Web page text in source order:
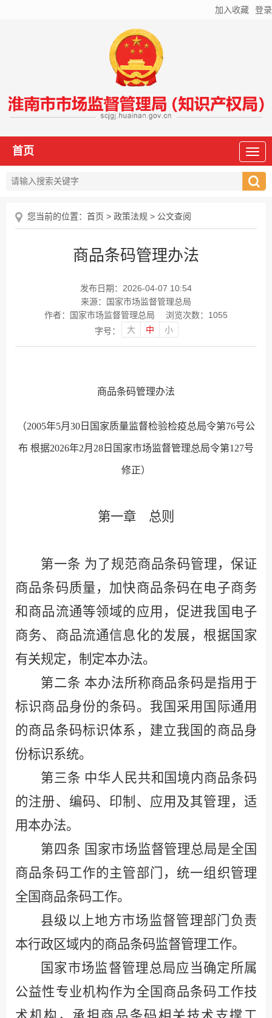
加入收藏 登录
首页
您当前的位置： 首页 > 政策法规 > 公文查阅
商品条码管理办法
发布日期：2026-04-07 10:54
来源：国家市场监督管理总局
作者：国家市场监督管理总局
浏览次数： 1055
字号：
大 中 小
商品条码管理办法
（2005年5月30日国家质量监督检验检疫总局令第76号公
布 根据2026年2月28日国家市场监督管理总局令第127号
修正）
第一章 总则
第一条 为了规范商品条码管理，保证
商品条码质量，加快商品条码在电子商务
和商品流通等领域的应用，促进我国电子
商务、商品流通信息化的发展，根据国家
有关规定，制定本办法。
第二条 本办法所称商品条码是指用于
标识商品身份的条码。我国采用国际通用
的商品条码标识体系，建立我国的商品身
份标识系统。
第三条 中华人民共和国境内商品条码
的注册、编码、印制、应用及其管理，适
用本办法。
第四条 国家市场监督管理总局是全国
商品条码工作的主管部门，统一组织管理
全国商品条码工作。
县级以上地方市场监督管理部门负责
本行政区域内的商品条码监督管理工作。
国家市场监督管理总局应当确定所属
公益性专业机构作为全国商品条码工作技